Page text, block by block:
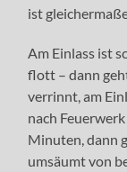
ist
Am Einlass ist
flott – dann
verrinnt, am
nach
Minuten, dann
umsäumt von